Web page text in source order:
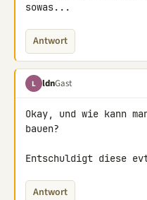
sowas...
Antwort
L ldnGast
Okay, und wie kann
bauen?
Entschuldigt diese
Antwort